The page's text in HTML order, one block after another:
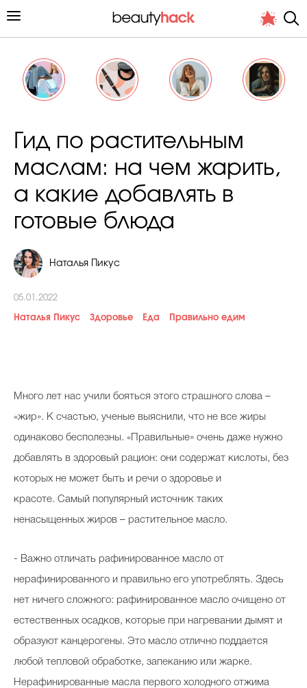
Хит недели от стилиста
Снимает и тестирует редакция
Косметичка профи
Худеем правильно
Бьютихакер / Мама-хакер
Выбор визажистов
Полиция красоты
Хит недели от визажиста
Гид по растительным
маслам: на чем жарить,
а какие добавлять в
готовые блюда
Наталья Пикус
05.01.2022
Наталья Пикус Здоровье Еда Правильно едим
Много лет нас учили бояться этого страшного слова –
«жир». К счастью, ученые выяснили, что не все жиры
одинаково бесполезны. «Правильные» очень даже нужно
добавлять в здоровый рацион: они содержат кислоты, без
которых не может быть и речи о здоровье и
красоте. Самый популярный источник таких
ненасыщенных жиров – растительное масло.
- Важно отличать рафинированное масло от
нерафинированного и правильно его употреблять. Здесь
нет ничего сложного: рафинированное масло очищено от
естественных осадков, которые при нагревании дымят и
образуют канцерогены. Это масло отлично поддается
любой тепловой обработке, запеканию или жарке.
Нерафинированные масла первого холодного отжима